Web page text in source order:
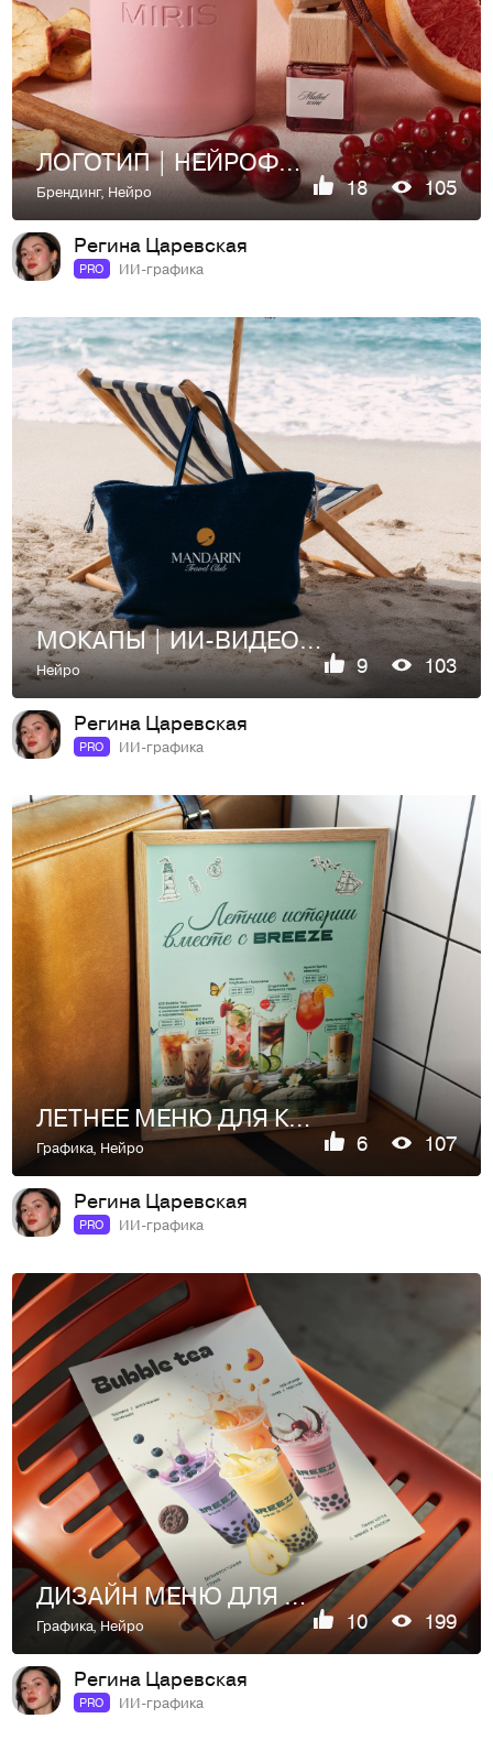
ЛОГОТИП | НЕЙРОФТОСЕССИЯ | ПОЛИГРАФИЯ | ИИ-АНИМАЦИЯ | MIRIS
Брендинг,Нейро 18 105
Регина Царевская
PRO ИИ-графика
МОКАПЫ | ИИ-ВИДЕО | MANDARIN travel club | AI
Нейро 9 103
Регина Царевская
PRO ИИ-графика
ЛЕТНЕЕ МЕНЮ ДЛЯ КОФЕЙНИ | ИИ-ВИДЕО | AI | ПОЛИГРАФИЯ
Графика, Нейро 6 107
Регина Царевская
PRO ИИ-графика
ДИЗАЙН МЕНЮ ДЛЯ КОФЕЙНИ | ИИ-ГЕНЕРАЦИИ | AI
Графика,Нейро 10 199
Регина Царевская
PRO ИИ-графика